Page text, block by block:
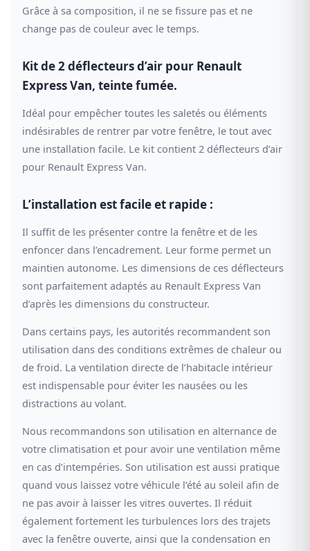
Grâce à sa composition, il ne se fissure pas et ne
change pas de couleur avec le temps.
Kit de 2 déflecteurs d’air pour Renault
Express Van, teinte fumée.
Idéal pour empêcher toutes les saletés ou éléments
indésirables de rentrer par votre fenêtre, le tout avec
une installation facile. Le kit contient 2 déflecteurs d’air
pour Renault Express Van.
L’installation est facile et rapide :
Il suffit de les présenter contre la fenêtre et de les
enfoncer dans l’encadrement. Leur forme permet un
maintien autonome. Les dimensions de ces déflecteurs
sont parfaitement adaptés au Renault Express Van
d’après les dimensions du constructeur.
Dans certains pays, les autorités recommandent son
utilisation dans des conditions extrêmes de chaleur ou
de froid. La ventilation directe de l’habitacle intérieur
est indispensable pour éviter les nausées ou les
distractions au volant.
Nous recommandons son utilisation en alternance de
votre climatisation et pour avoir une ventilation même
en cas d’intempéries. Son utilisation est aussi pratique
quand vous laissez votre véhicule l’été au soleil afin de
ne pas avoir à laisser les vitres ouvertes. Il réduit
également fortement les turbulences lors des trajets
avec la fenêtre ouverte, ainsi que la condensation en